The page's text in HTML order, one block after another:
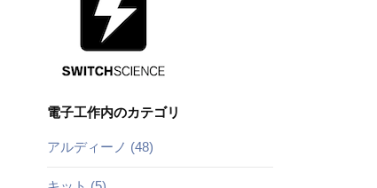
電子工作内のカテゴリ
アルディーノ (48)